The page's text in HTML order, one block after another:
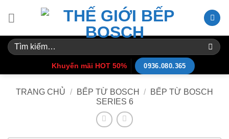
Tìm
kiếm:
Khuyến mãi HOT 50% 0936.080.365
TRANG CHỦ / BẾP TỪ BOSCH /
BẾP TỪ BOSCH
SERIES 6